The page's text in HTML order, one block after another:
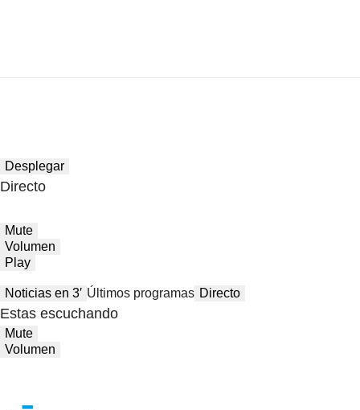
Desplegar
Directo
Mute
Volumen
Play
Noticias en 3′ Últimos programas Directo
Estas escuchando
Mute
Volumen